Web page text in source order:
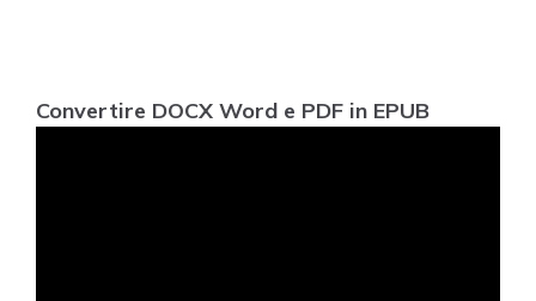
Convertire DOCX Word e PDF in EPUB